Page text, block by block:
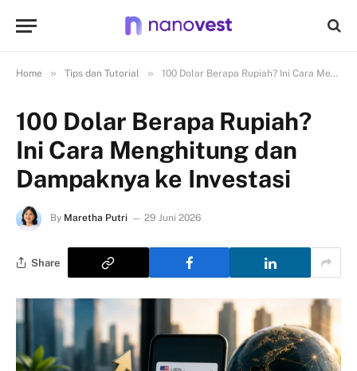
Home » Tips dan Tutorial » 100 Dolar Berapa Rupiah? Ini Cara Menghitung dan Dampaknya ke Investasi
100 Dolar Berapa Rupiah?
Ini Cara Menghitung dan
Dampaknya ke Investasi
By Maretha Putri 29 Juni 2026
Share